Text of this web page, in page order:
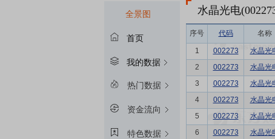
全景图
首页
我的数据
热门数据
资金流向
特色数据
水晶光电
序号 代码 名称
1 002273 水晶光
2
002273 水晶光
3
002273 水晶光
4
002273 水晶光
5
002273 水晶光
6
002273 水晶光